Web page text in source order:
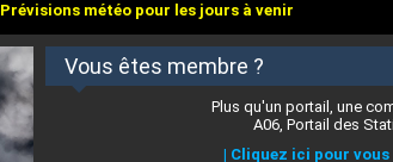
Prévisions météo pour les jours à venir
Vous êtes membre ?
Plus qu'un portail, une
A06, Portail des
| Cliquez ici pour